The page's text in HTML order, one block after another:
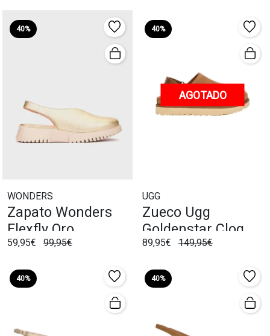
40%
WONDERS
Zapato Wonders
Flexfly Oro
59,95€ 99,95€
40%
AGOTADO
UGG
Zueco Ugg
Goldenstar Clog
Chesnut
89,95€ 149,95€
40% 40%